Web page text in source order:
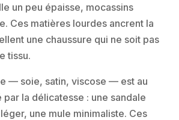
un peu épaisse, mocassins
Ces matières lourdes ancrent la
une chaussure qui ne soit pas
tissu.
— soie, satin, viscose — est au
la délicatesse : une sandale
une mule minimaliste. Ces